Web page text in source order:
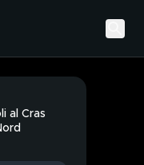
al Cras